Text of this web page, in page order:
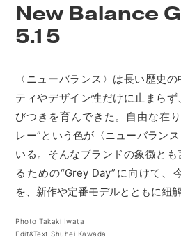
New Balance
5.15
〈ニューバランス〉は長い歴史
ティやデザイン性だけに止まら
びつきを育んできた。自由な在
レー”という色が〈ニューバラン
いる。そんなブランドの象徴とも
るための“Grey Day”に向けて、
を、新作や定番モデルとともに紐
Photo Takaki Iwata
Edit&Text Shuhei Kawada